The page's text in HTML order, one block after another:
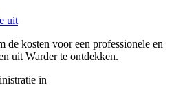
uit
de kosten voor een professionele en
uit Warder te ontdekken.
in